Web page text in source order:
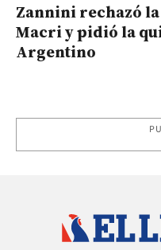
Zannini rechazó
Macri y pidió la
Argentino